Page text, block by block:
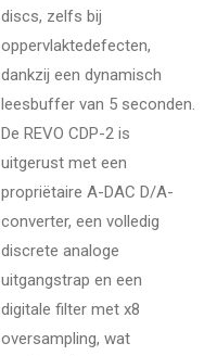
discs, zelfs bij
oppervlaktedefecten,
dankzij een dynamisch
leesbuffer van 5 seconden.
De REVO CDP-2 is
uitgerust met een
propriëtaire A-DAC D/A-
converter, een volledig
discrete analoge
uitgangstrap en een
digitale filter met x8
oversampling, wat